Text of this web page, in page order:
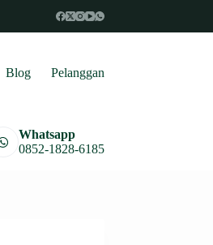
Blog Pelanggan
Whatsapp
0852-1828-6185